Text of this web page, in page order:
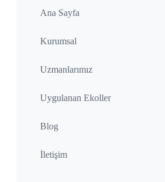
Ana Sayfa
Kurumsal
Uzmanlarımız
Uygulanan Ekoller
Blog
İletişim